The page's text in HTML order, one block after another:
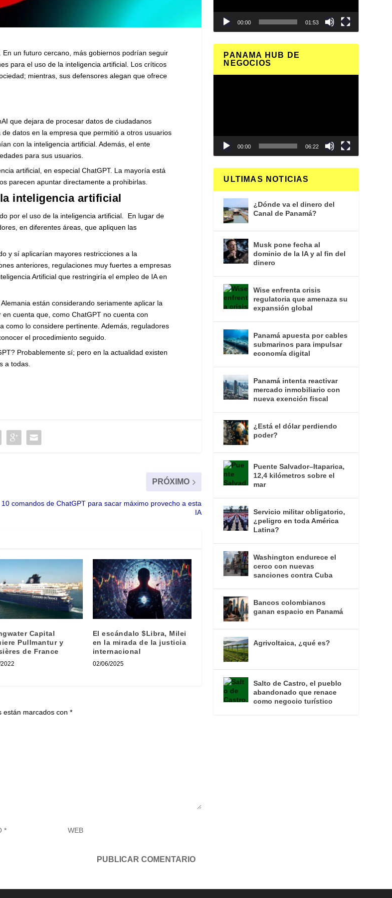
un futuro cercano, más gobiernos podrían seguir
para el uso de la inteligencia artificial. Los críticos
mientras, sus defensores alegan que ofrece
que dejara de procesar datos de ciudadanos
datos en la empresa que permitió a otros usuarios
con la inteligencia artificial. Además, el ente
para sus usuarios.
artificial, en especial ChatGPT. La mayoría está
parecen apuntar directamente a prohibirlas.
inteligencia artificial
por el uso de la inteligencia artificial. En lugar de
en diferentes áreas, que apliquen las
y sí aplicarían mayores restricciones a la
anteriores, regulaciones muy fuertes a empresas
Artificial que restringiría el empleo de IA en
están considerando seriamente aplicar la
cuenta que, como ChatGPT no cuenta con
como lo considere pertinente. Además, reguladores
el procedimiento seguido.
Probablemente sí; pero en la actualidad existen
a todas.
PRÓXIMO
10 comandos de ChatGPT para sacar máximo provecho a esta
IA
Capital
Pullmantur y
de France
El escándalo $Libra, Milei
en la mirada de la justicia
internacional
02/06/2025
están marcados con*
00:00 01:53
PANAMA HUB DE
NEGOCIOS
00:00 06:22
ULTIMAS NOTICIAS
¿Dónde va el dinero del
Canal de Panamá?
Musk pone fecha al
dominio de la IA y al fin del
dinero
Wise enfrenta crisis
regulatoria que amenaza su
expansión global
Panamá apuesta por cables
submarinos para impulsar
economía digital
Panamá intenta reactivar
mercado inmobiliario con
nueva exención fiscal
¿Está el dólar perdiendo
poder?
Puente Salvador–Itaparica,
12,4 kilómetros sobre el
mar
Servicio militar obligatorio,
¿peligro en toda América
Latina?
Washington endurece el
cerco con nuevas
sanciones contra Cuba
Bancos colombianos
ganan espacio en Panamá
Agrivoltaica, ¿qué es?
Salto de Castro, el pueblo
abandonado que renace
como negocio turístico